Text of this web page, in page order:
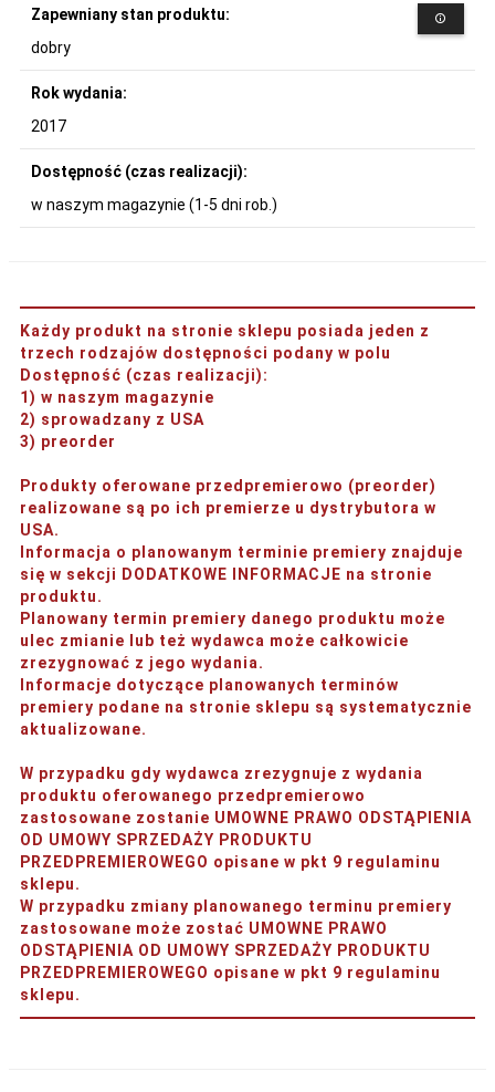
Zapewniany stan produktu:
dobry
Rok wydania:
2017
Dostępność (czas realizacji):
w naszym magazynie (1-5 dni rob.)
Każdy produkt na stronie sklepu posiada jeden z
trzech rodzajów dostępności podany w polu
Dostępność (czas realizacji):
1) w naszym magazynie
2) sprowadzany z USA
3) preorder
Produkty oferowane przedpremierowo (preorder)
realizowane są po ich premierze u dystrybutora w
USA.
Informacja o planowanym terminie premiery znajduje
się w sekcji DODATKOWE INFORMACJE na stronie
produktu.
Planowany termin premiery danego produktu może
ulec zmianie lub też wydawca może całkowicie
zrezygnować z jego wydania.
Informacje dotyczące planowanych terminów
premiery podane na stronie sklepu są systematycznie
aktualizowane.
W przypadku gdy wydawca zrezygnuje z wydania
produktu oferowanego przedpremierowo
zastosowane zostanie UMOWNE PRAWO ODSTĄPIENIA
OD UMOWY SPRZEDAŻY PRODUKTU
PRZEDPREMIEROWEGO opisane w pkt 9 regulaminu
sklepu.
W przypadku zmiany planowanego terminu premiery
zastosowane może zostać UMOWNE PRAWO
ODSTĄPIENIA OD UMOWY SPRZEDAŻY PRODUKTU
PRZEDPREMIEROWEGO opisane w pkt 9 regulaminu
sklepu.